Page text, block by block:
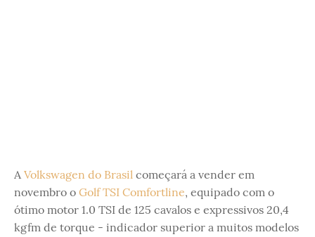
A Volkswagen do Brasil começará a vender em
novembro o Golf TSI Comfortline, equipado com o
ótimo motor 1.0 TSI de 125 cavalos e expressivos 20,4
kgfm de torque - indicador superior a muitos modelos